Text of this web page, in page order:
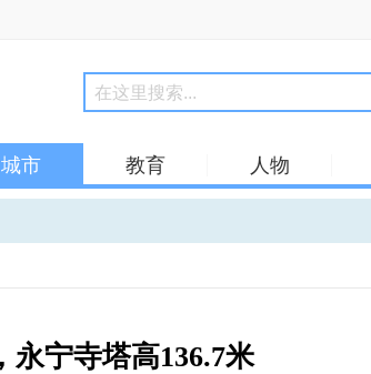
城市 教育
人物
永宁寺塔高136.7米